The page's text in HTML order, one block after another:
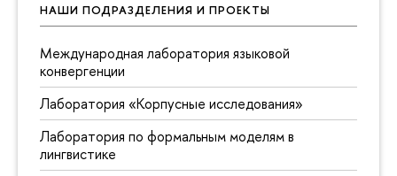
НАШИ ПОДРАЗДЕЛЕНИЯ И ПРОЕКТЫ
Международная лаборатория языковой
конвергенции
Лаборатория «Корпусные исследования»
Лаборатория по формальным моделям в
лингвистике